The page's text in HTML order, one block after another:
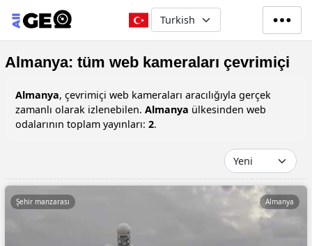
Ana içeriğe atla
Select your language
Almanya: tüm web kameraları çevrimiçi
Almanya, çevrimiçi web kameraları aracılığıyla gerçek
zamanlı olarak izlenebilen. Almanya ülkesinden web
odalarının toplam yayınları: 2.
Şehir manzarası Almanya